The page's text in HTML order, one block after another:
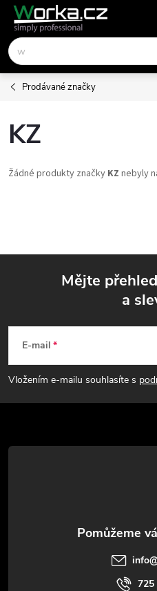
Přejít
obsah
Prodávané značky
KZ
Žádné produkty značky KZ nebyly
p
a
t
Mějte
a
E-mail
Vložením e-mailu souhlasíte s
info
725